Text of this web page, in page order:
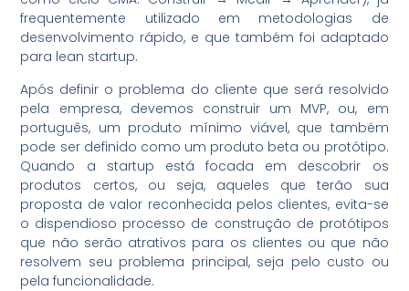
frequentemente utilizado em metodologias de
desenvolvimento rápido, e que também foi adaptado
para lean startup.
Após definir o problema do cliente que será resolvido
pela empresa, devemos construir um MVP, ou, em
português, um produto mínimo viável, que também
pode ser definido como um produto beta ou protótipo.
Quando a startup está focada em descobrir os
produtos certos, ou seja, aqueles que terão sua
proposta de valor reconhecida pelos clientes, evita-se
o dispendioso processo de construção de protótipos
que não serão atrativos para os clientes ou que não
resolvem seu problema principal, seja pelo custo ou
pela funcionalidade.